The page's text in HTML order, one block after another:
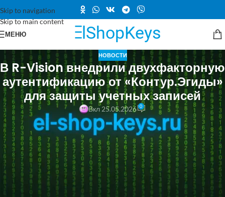
Skip to navigation
Skip to main content
МЕНЮ
НОВОСТИ
В R-Vision внедрили двухфакторную
аутентификацию от «Контур.Эгиды»
для защиты учетных записей
Вкл 25.05.2026 0
Компания R-Vision, занимающаяся разработкой систем
цифровизации и кибербезопасности, внедрила систему
двухфакторной аутентификации ID от «Контур.Эгиды» для защиты
корпоративных учетных записей и критически важных сервисов. Это
решение позволило повысить уровень безопасности
инфраструктуры без сложных доработок и длительных внедрений.
Представители «Контура» сообщили об этом CNews. В компании